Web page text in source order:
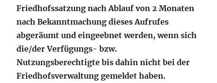
Friedhofssatzung nach Ablauf von 2 Monaten
nach Bekanntmachung dieses Aufrufes
abgeräumt und eingeebnet werden, wenn sich
die/der Verfügungs- bzw.
Nutzungsberechtigte bis dahin nicht bei der
Friedhofsverwaltung gemeldet haben.